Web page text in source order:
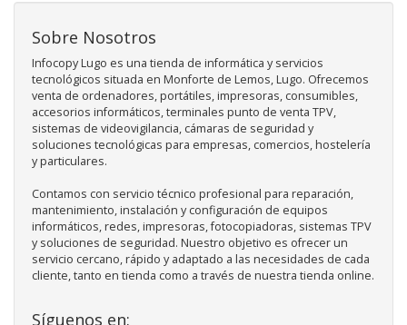
Sobre Nosotros
Infocopy Lugo es una tienda de informática y servicios
tecnológicos situada en Monforte de Lemos, Lugo. Ofrecemos
venta de ordenadores, portátiles, impresoras, consumibles,
accesorios informáticos, terminales punto de venta TPV,
sistemas de videovigilancia, cámaras de seguridad y
soluciones tecnológicas para empresas, comercios, hostelería
y particulares.
Contamos con servicio técnico profesional para reparación,
mantenimiento, instalación y configuración de equipos
informáticos, redes, impresoras, fotocopiadoras, sistemas TPV
y soluciones de seguridad. Nuestro objetivo es ofrecer un
servicio cercano, rápido y adaptado a las necesidades de cada
cliente, tanto en tienda como a través de nuestra tienda online.
Síguenos en: